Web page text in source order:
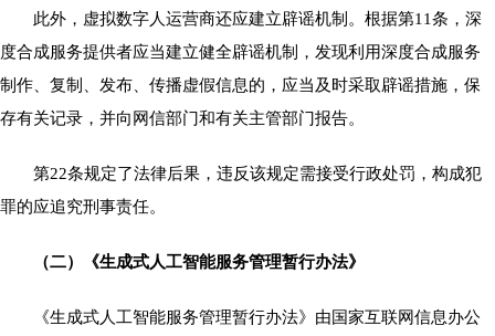
此外，虚拟数字人运营商还应建立辟谣机制。根据第11条，深
度合成服务提供者应当建立健全辟谣机制，发现利用深度合成服务
制作、复制、发布、传播虚假信息的，应当及时采取辟谣措施，保
存有关记录，并向网信部门和有关主管部门报告。
第22条规定了法律后果，违反该规定需接受行政处罚，构成犯
罪的应追究刑事责任。
（二）《生成式人工智能服务管理暂行办法》
《生成式人工智能服务管理暂行办法》由国家互联网信息办公